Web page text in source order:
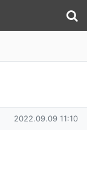
작성일
2022.09.09 11:10